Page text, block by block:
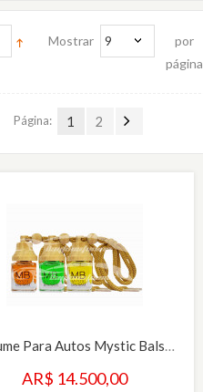
Mostrar 9
por
página
Página: 1 2
Perfume Para Autos Mystic Balsam MB X 3
AR$ 14.500,00